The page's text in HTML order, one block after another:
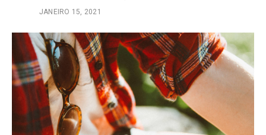
JANEIRO 15, 2021